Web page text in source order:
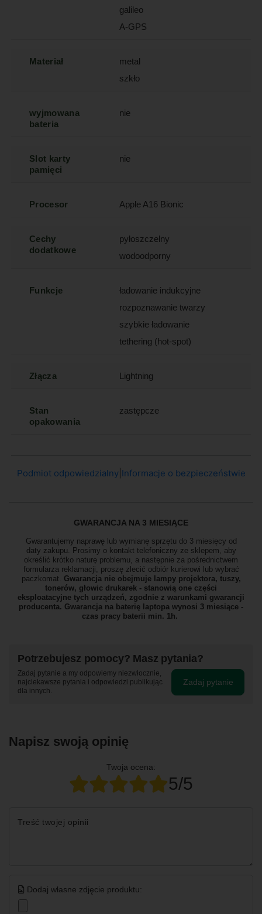
galileo
A-GPS
Materiał
metal
szkło
wyjmowana
bateria
nie
Slot karty
pamięci
nie
Procesor Apple A16 Bionic
Cechy
dodatkowe
pyłoszczelny
wodoodporny
Funkcje
ładowanie indukcyjne
rozpoznawanie twarzy
szybkie ładowanie
tethering (hot-spot)
Złącza Lightning
Stan
opakowania
zastępcze
Podmiot odpowiedzialny| Informacje o bezpieczeństwie
GWARANCJA NA 3 MIESIĄCE
Gwarantujemy naprawę lub wymianę sprzętu do 3 miesięcy od
daty zakupu. Prosimy o kontakt telefoniczny ze sklepem, aby
określić krótko naturę problemu, a następnie za pośrednictwem
formularza reklamacji, proszę zlecić odbiór kurierowi lub wybrać
paczkomat. Gwarancja nie obejmuje lampy projektora, tuszy,
tonerów, głowic drukarek - stanowią one części
eksploatacyjne tych urządzeń, zgodnie z warunkami gwarancji
producenta. Gwarancja na baterię laptopa wynosi 3 miesiące -
czas pracy baterii min. 1h.
Potrzebujesz pomocy? Masz pytania?
Zadaj pytanie a my odpowiemy niezwłocznie,
najciekawsze pytania i odpowiedzi publikując
dla innych.
Zadaj pytanie
Napisz swoją opinię
Twoja ocena:
5/5
Treść twojej opinii
Dodaj własne zdjęcie produktu: